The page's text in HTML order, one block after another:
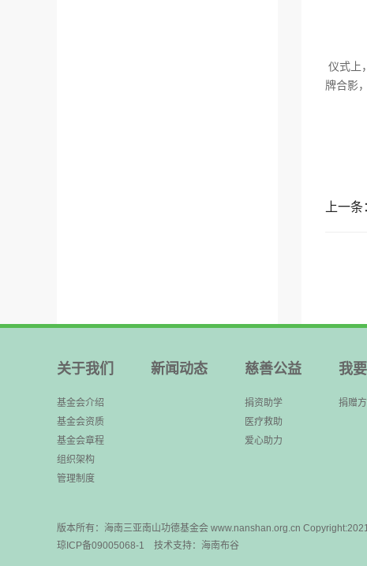
仪式上
牌合影
上一条
关于我们
基金会介绍
基金会资质
基金会章程
组织架构
管理制度
新闻动态 慈善公益
捐资助学
医疗救助
爱心助力
我
捐赠
版本所有：海南三亚南山功德基金会 www.nanshan.org.cn
琼ICP备09005068-1 技术支持： 海南布谷